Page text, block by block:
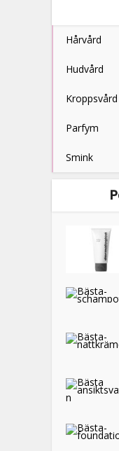
Hårvård
Hudvård
Kroppsvård
Parfym
Smink